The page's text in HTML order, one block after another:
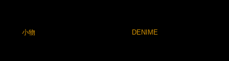
小物 DENIME